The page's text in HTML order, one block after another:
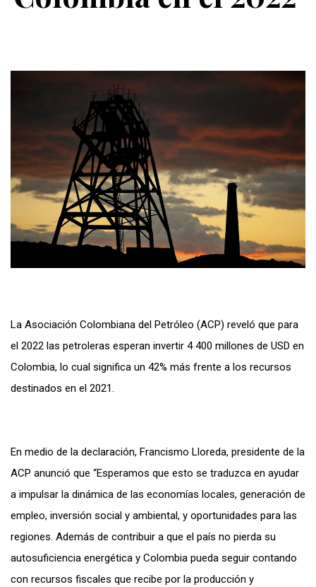
La Asociación Colombiana del Petróleo (ACP) reveló que para
el 2022 las petroleras esperan invertir 4 400 millones de USD en
Colombia, lo cual significa un 42% más frente a los recursos
destinados en el 2021.
En medio de la declaración, Francismo Lloreda, presidente de la
ACP anunció que “Esperamos que esto se traduzca en ayudar
a impulsar la dinámica de las economías locales, generación de
empleo, inversión social y ambiental, y oportunidades para las
regiones. Además de contribuir a que el país no pierda su
autosuficiencia energética y Colombia pueda seguir contando
con recursos fiscales que recibe por la producción y